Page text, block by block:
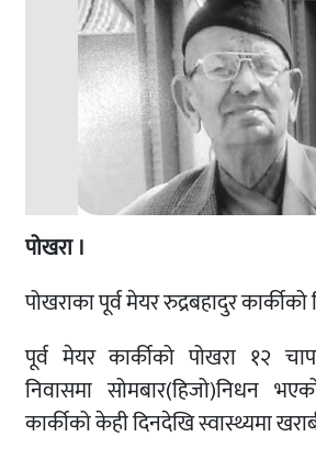
पोखरा ।
पोखराका पूर्व मेयर रुद्रबहादुर
पूर्व मेयर कार्कीको पोखरा १२
निवासमा सोमबार(हिजो)निधन
कार्कीको केही दिनदेखि स्वास्थ्यमा